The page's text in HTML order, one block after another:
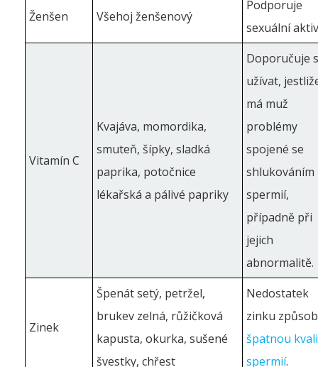
Ženšen Všehoj ženšenový
Podporuje
sexuální
Vitamín C
Kvajáva, momordika,
smuteň, šípky, sladká
paprika, potočnice
lékařská a pálivé papriky
Doporučuje
užívat,
má muž
problémy
spojené se
shlukováním
spermií,
případně při
jejich
abnormalitě.
Zinek
Špenát setý, petržel,
brukev zelná, růžičková
kapusta, okurka, sušené
švestky, chřest
Nedostatek
zinku
špatnou
spermií.